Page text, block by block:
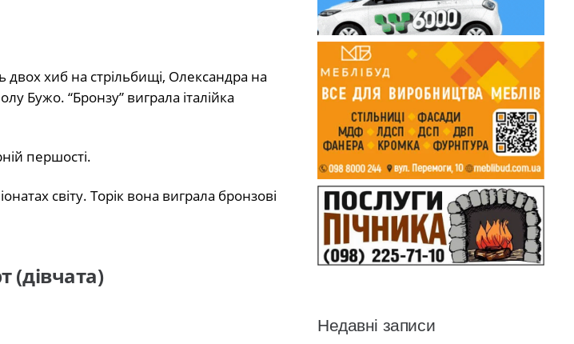
двох хиб на стрільбищі, Олександра на
Бужо. “Бронзу” виграла італійка
першості.
світу. Торік вона виграла бронзові
(дівчата)
Недавні записи